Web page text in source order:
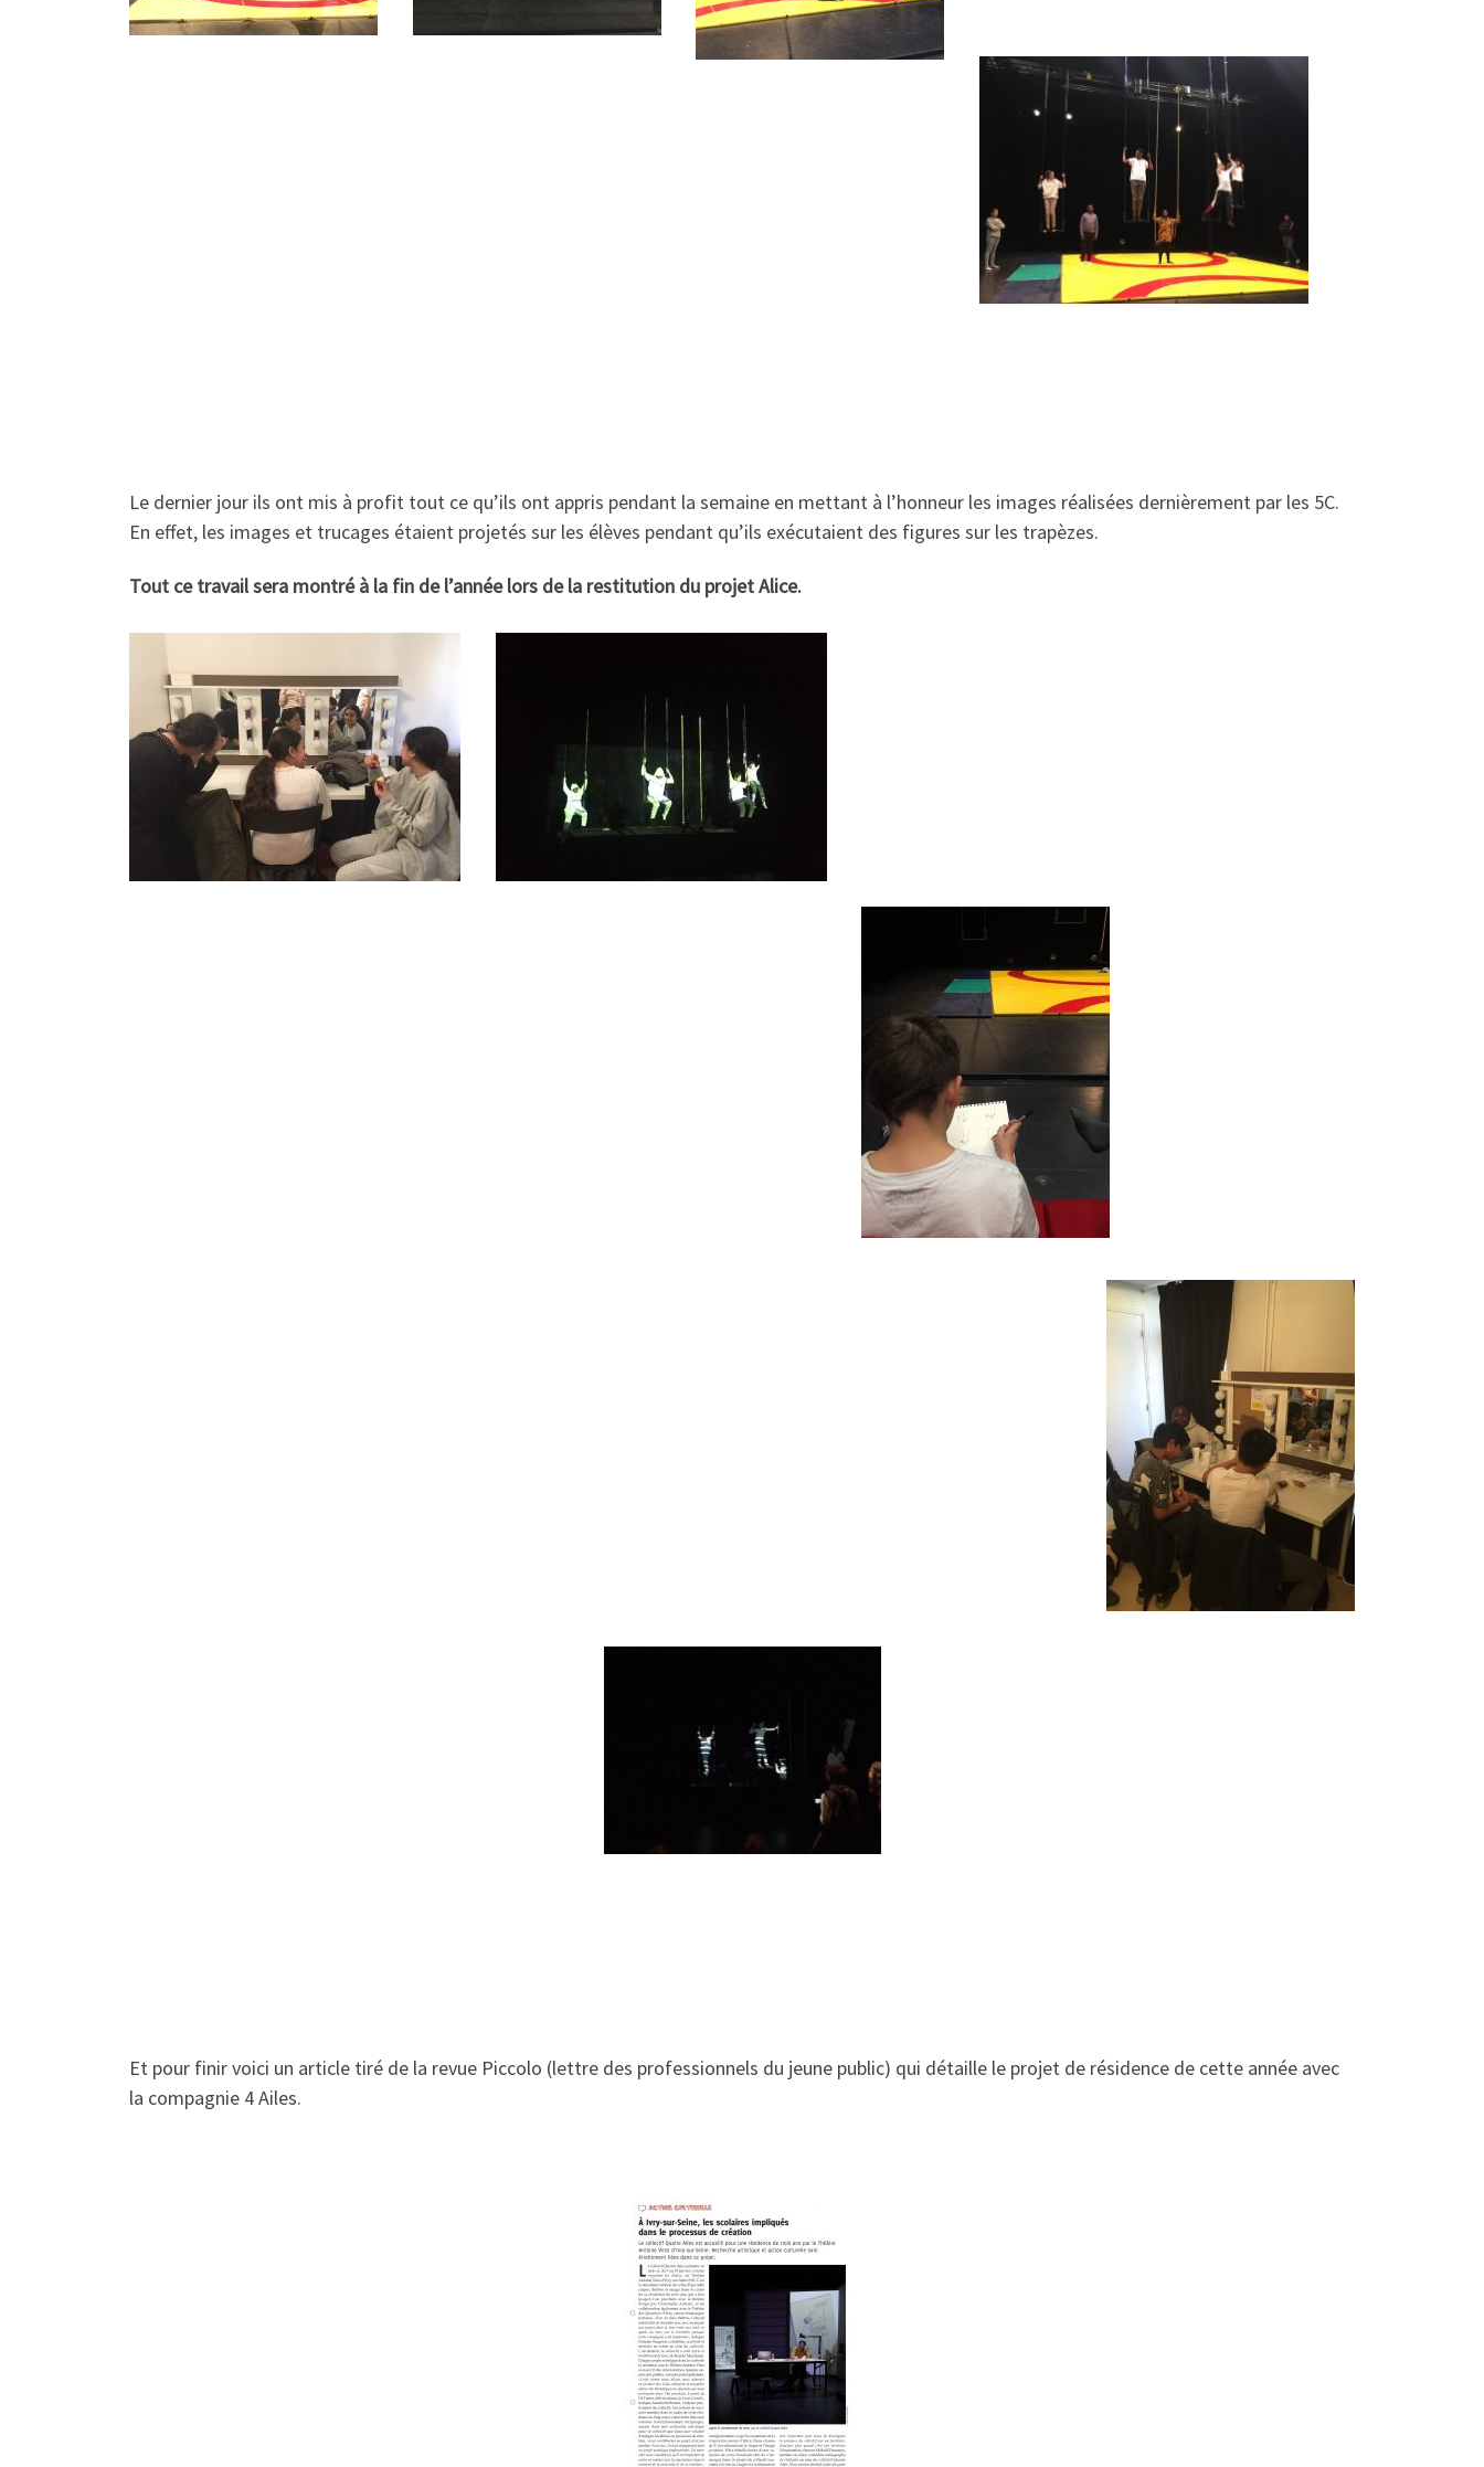
Le dernier jour ils ont mis à profit tout ce qu’ils ont appris pendant la semaine en mettant à l’honneur les images réalisées dernièrement par les 5C.
En effet, les images et trucages étaient projetés sur les élèves pendant qu’ils exécutaient des figures sur les trapèzes.
Tout ce travail sera montré à la fin de l’année lors de la restitution du projet Alice.
Et pour finir voici un article tiré de la revue Piccolo (lettre des professionnels du jeune public) qui détaille le projet de résidence de cette année avec
la compagnie 4 Ailes.